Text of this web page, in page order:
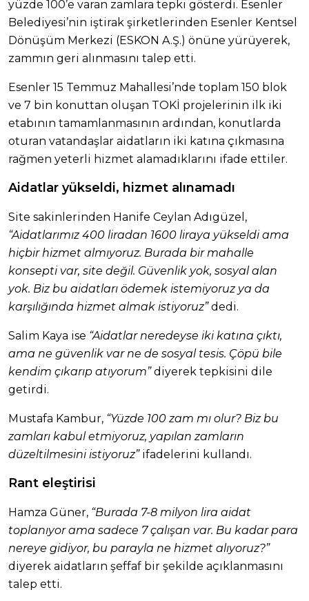
yüzde 100’e varan zamlara tepki gösterdi. Esenler
Belediyesi’nin iştirak şirketlerinden Esenler Kentsel
Dönüşüm Merkezi (ESKON A.Ş.) önüne yürüyerek,
zammın geri alınmasını talep etti.
Esenler 15 Temmuz Mahallesi’nde toplam 150 blok
ve 7 bin konuttan oluşan TOKİ projelerinin ilk iki
etabının tamamlanmasının ardından, konutlarda
oturan vatandaşlar aidatların iki katına çıkmasına
rağmen yeterli hizmet alamadıklarını ifade ettiler.
Aidatlar yükseldi, hizmet alınamadı
Site sakinlerinden Hanife Ceylan Adıgüzel,
“Aidatlarımız 400 liradan 1600 liraya yükseldi ama
hiçbir hizmet almıyoruz. Burada bir mahalle
konsepti var, site değil. Güvenlik yok, sosyal alan
yok. Biz bu aidatları ödemek istemiyoruz ya da
karşılığında hizmet almak istiyoruz”dedi.
Salim Kaya ise “Aidatlar neredeyse iki katına çıktı,
ama ne güvenlik var ne de sosyal tesis. Çöpü bile
kendim çıkarıp atıyorum”diyerek tepkisini dile
getirdi.
Mustafa Kambur, “Yüzde 100 zam mı olur? Biz bu
zamları kabul etmiyoruz, yapılan zamların
düzeltilmesini istiyoruz”ifadelerini kullandı.
Rant eleştirisi
Hamza Güner, “Burada 7-8 milyon lira aidat
toplanıyor ama sadece 7 çalışan var. Bu kadar para
nereye gidiyor, bu parayla ne hizmet alıyoruz?”
diyerek aidatların şeffaf bir şekilde açıklanmasını
talep etti.